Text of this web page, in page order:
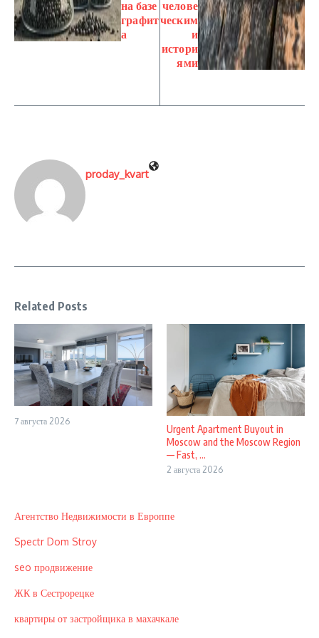
на базе
графит
а
челове
ческим
и
истори
ями
proday_kvart
Related Posts
7 августа 2026
Urgent Apartment Buyout in
Moscow and the Moscow Region
— Fast, ...
2 августа 2026
Агентство Недвижимости в Европпе
Spectr Dom Stroy
seo продвижение
ЖК в Сестрорецке
квартиры от застройщика в махачкале